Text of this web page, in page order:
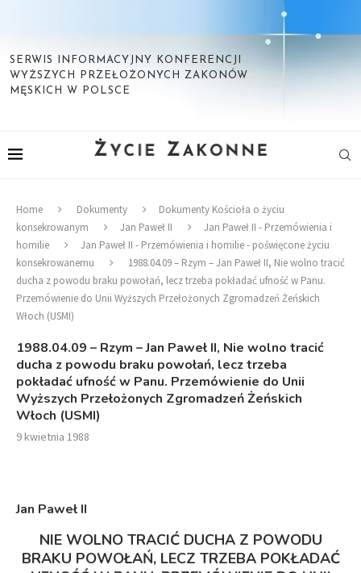
SERWIS INFORMACYJNY KONFERENCJI
WYŻSZYCH PRZEŁOŻONYCH ZAKONÓW
MĘSKICH W POLSCE
Home Dokumenty
Dokumenty Kościoła o życiu
konsekrowanym
Jan Paweł II
Jan Paweł II - Przemówienia i
homilie
Jan Paweł II - Przemówienia i homilie - poświęcone życiu
konsekrowanemu
1988.04.09 – Rzym – Jan Paweł II, Nie wolno tracić
ducha z powodu braku powołań, lecz trzeba pokładać ufność w Panu.
Przemówienie do Unii Wyższych Przełożonych Zgromadzeń Żeńskich
Włoch (USMI)
1988.04.09 – Rzym – Jan Paweł II, Nie wolno tracić
ducha z powodu braku powołań, lecz trzeba
pokładać ufność w Panu. Przemówienie do Unii
Wyższych Przełożonych Zgromadzeń Żeńskich
Włoch (USMI)
9 kwietnia 1988
Jan Paweł II
NIE WOLNO TRACIĆ DUCHA Z POWODU
BRAKU POWOŁAŃ, LECZ TRZEBA POKŁADAĆ